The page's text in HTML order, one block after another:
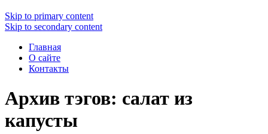
Skip to primary content
Skip to secondary content
Главная
О сайте
Контакты
Архив тэгов: салат из
капусты